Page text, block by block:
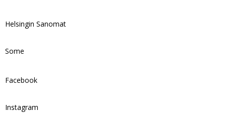
Helsingin Sanomat
Some
Facebook
Instagram